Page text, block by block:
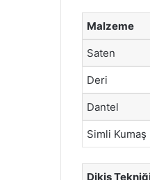
Malzeme
Saten
Deri
Dantel
Simli Kumaş
Dikiş